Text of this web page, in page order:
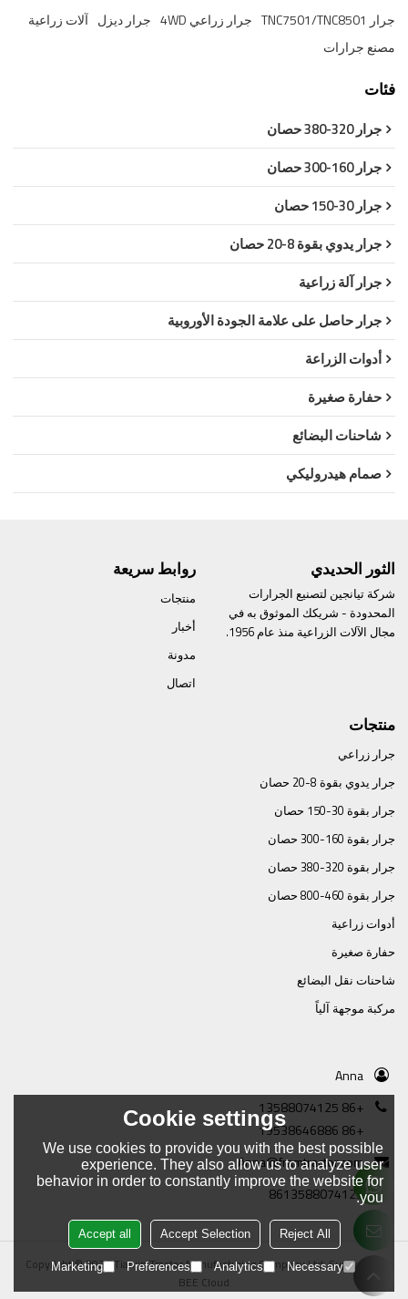
جرار TNC7501/TNC8501 جرار زراعي 4WD جرار ديزل آلات زراعية
مصنع جرارات
فئات
جرار 320-380 حصان
جرار 160-300 حصان
جرار 30-150 حصان
جرار يدوي بقوة 8-20 حصان
جرار آلة زراعية
جرار حاصل على علامة الجودة الأوروبية
أدوات الزراعة
حفارة صغيرة
شاحنات البضائع
صمام هيدروليكي
الثور الحديدي
شركة تيانجين لتصنيع الجرارات
المحدودة - شريكك الموثوق به في
مجال الآلات الزراعية منذ عام 1956.
روابط سريعة
منتجات
أخبار
مدونة
اتصال
منتجات
جرار زراعي
جرار يدوي بقوة 8-20 حصان
جرار بقوة 30-150 حصان
جرار بقوة 160-300 حصان
جرار بقوة 320-380 حصان
جرار بقوة 460-800 حصان
أدوات زراعية
حفارة صغيرة
شاحنات نقل البضائع
مركبة موجهة آلياً
Anna
+86 13588074125
+86 19538646886
Anna@framtractor.com
8613588074125
Copyright © 2026Tianjin Tractor Manufacturing Company Ltd.Support By
BEE Cloud
Cookie settings
We use cookies to provide you with the best possible
experience. They also allow us to analyze user
behavior in order to constantly improve the website for
you.
Reject All
Accept Selection
Accept all
Necessary
Analytics
Preferences
Marketing